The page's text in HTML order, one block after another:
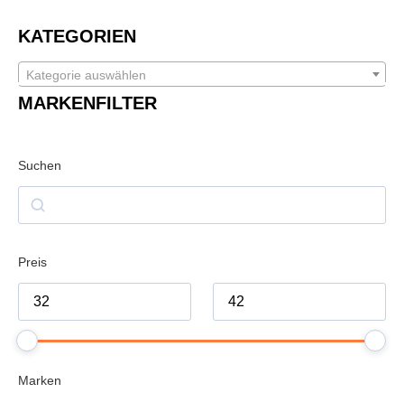
KATEGORIEN
Kategorie auswählen
MARKENFILTER
Suchen
Preis
Marken